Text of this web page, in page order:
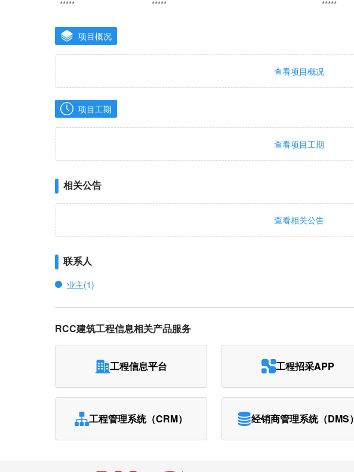
*****
***** *****
项目概况
查看项目概况
项目工期
查看项目工期
相关公告
查看相关公告
联系人
业主(1)
RCC建筑工程信息相关产品服务
工程信息平台 工程招采APP
工程管理系统（CRM） 经销商管理系统（DMS）